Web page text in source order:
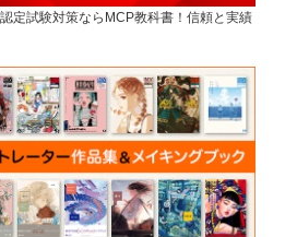
定試験対策ならMCP教科書！信頼と実績